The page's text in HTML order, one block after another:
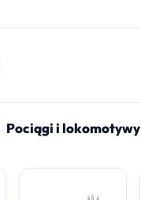
Pociągi i lokomotywy